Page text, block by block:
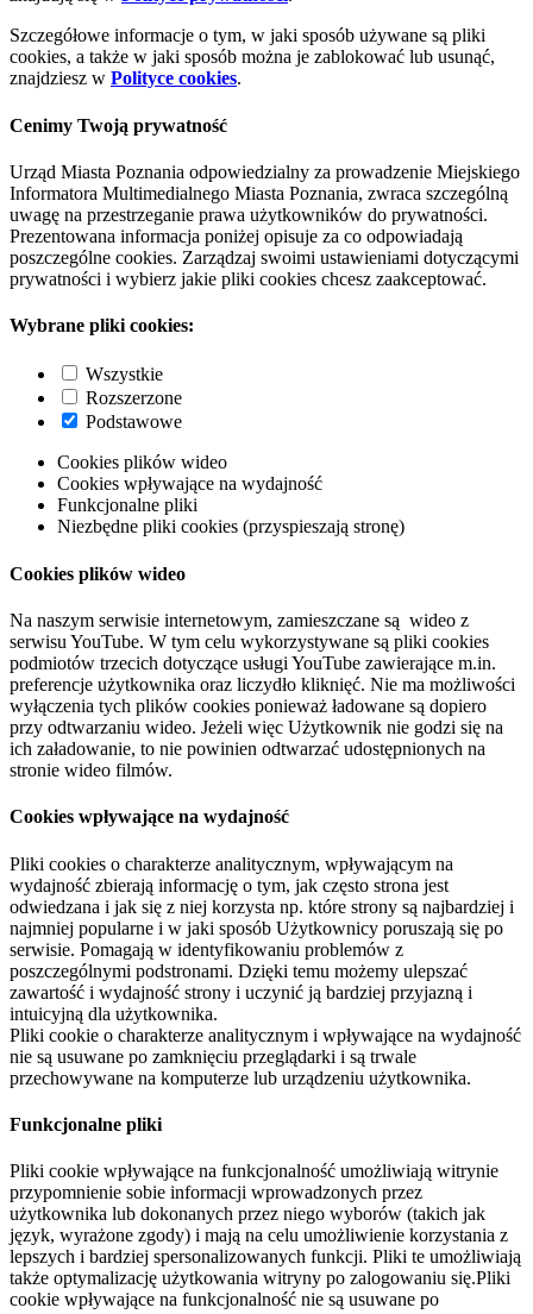
Szczegółowe informacje o tym, w jaki sposób używane są pliki
cookies, a także w jaki sposób można je zablokować lub usunąć,
znajdziesz w Polityce cookies.
Cenimy Twoją prywatność
Urząd Miasta Poznania odpowiedzialny za prowadzenie Miejskiego
Informatora Multimedialnego Miasta Poznania, zwraca szczególną
uwagę na przestrzeganie prawa użytkowników do prywatności.
Prezentowana informacja poniżej opisuje za co odpowiadają
poszczególne cookies. Zarządzaj swoimi ustawieniami dotyczącymi
prywatności i wybierz jakie pliki cookies chcesz zaakceptować.
Wybrane pliki cookies:
Wszystkie
Rozszerzone
Podstawowe
Cookies plików wideo
Cookies wpływające na wydajność
Funkcjonalne pliki
Niezbędne pliki cookies (przyspieszają stronę)
Cookies plików wideo
Na naszym serwisie internetowym, zamieszczane są wideo z
serwisu YouTube. W tym celu wykorzystywane są pliki cookies
podmiotów trzecich dotyczące usługi YouTube zawierające m.in.
preferencje użytkownika oraz liczydło kliknięć. Nie ma możliwości
wyłączenia tych plików cookies ponieważ ładowane są dopiero
przy odtwarzaniu wideo. Jeżeli więc Użytkownik nie godzi się na
ich załadowanie, to nie powinien odtwarzać udostępnionych na
stronie wideo filmów.
Cookies wpływające na wydajność
Pliki cookies o charakterze analitycznym, wpływającym na
wydajność zbierają informację o tym, jak często strona jest
odwiedzana i jak się z niej korzysta np. które strony są najbardziej i
najmniej popularne i w jaki sposób Użytkownicy poruszają się po
serwisie. Pomagają w identyfikowaniu problemów z
poszczególnymi podstronami. Dzięki temu możemy ulepszać
zawartość i wydajność strony i uczynić ją bardziej przyjazną i
intuicyjną dla użytkownika.
Pliki cookie o charakterze analitycznym i wpływające na wydajność
nie są usuwane po zamknięciu przeglądarki i są trwale
przechowywane na komputerze lub urządzeniu użytkownika.
Funkcjonalne pliki
Pliki cookie wpływające na funkcjonalność umożliwiają witrynie
przypomnienie sobie informacji wprowadzonych przez
użytkownika lub dokonanych przez niego wyborów (takich jak
język, wyrażone zgody) i mają na celu umożliwienie korzystania z
lepszych i bardziej spersonalizowanych funkcji. Pliki te umożliwiają
także optymalizację użytkowania witryny po zalogowaniu się.Pliki
cookie wpływające na funkcjonalność nie są usuwane po